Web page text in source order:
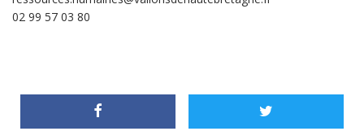
02 99 57 03 80